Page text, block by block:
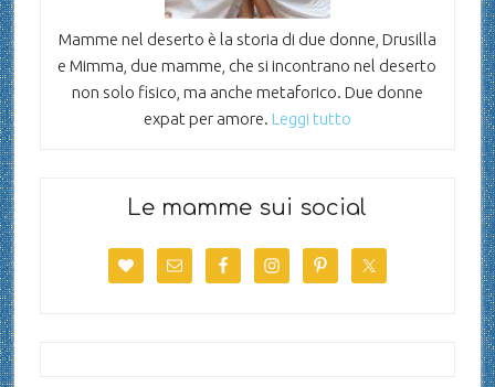
Mamme nel deserto è la storia di due donne, Drusilla
e Mimma, due mamme, che si incontrano nel deserto
non solo fisico, ma anche metaforico. Due donne
expat per amore. Leggi tutto
Le mamme sui social